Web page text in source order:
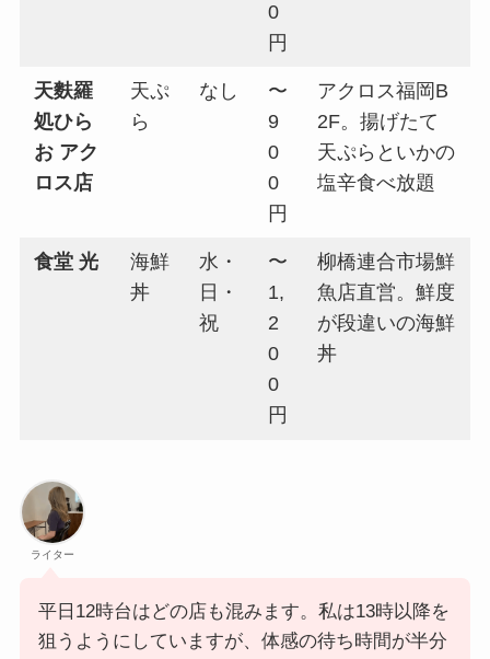
0
円
天麩羅
処ひら
お アク
ロス店
天ぷ
ら
なし
〜
9
0
0
円
アクロス福岡B
2F。揚げたて
天ぷらといかの
塩辛食べ放題
食堂 光
海鮮
丼
水・
日・
祝
〜
1,
2
0
0
円
柳橋連合市場鮮
魚店直営。鮮度
が段違いの海鮮
丼
ライター
平日12時台はどの店も混みます。私は13時以降を
狙うようにしていますが、体感の待ち時間が半分